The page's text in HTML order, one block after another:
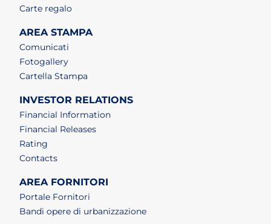
Carte regalo
AREA STAMPA
Comunicati
Fotogallery
Cartella Stampa
INVESTOR RELATIONS
Financial Information
Financial Releases
Rating
Contacts
AREA FORNITORI
Portale Fornitori
Bandi opere di urbanizzazione